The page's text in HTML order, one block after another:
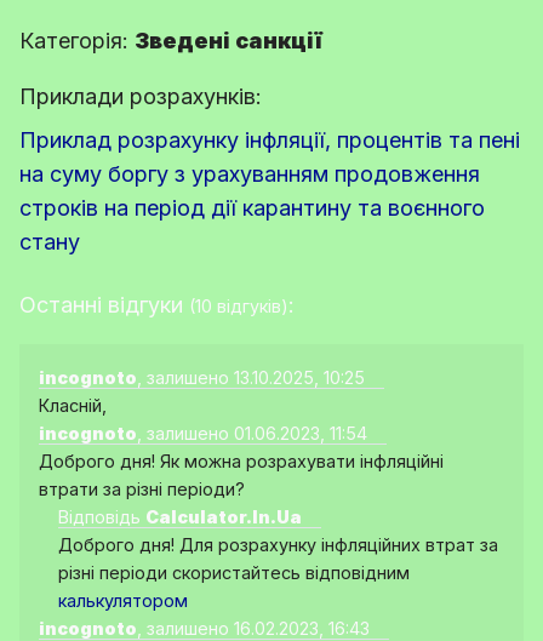
Категорія: Зведені санкції
Приклади розрахунків:
Приклад розрахунку інфляції, процентів та пені
на суму боргу з урахуванням продовження
строків на період дії карантину та воєнного
стану
Останні відгуки (10 відгуків):
incognoto , залишено 13.10.2025, 10:25
Класній,
incognoto , залишено 01.06.2023, 11:54
Доброго дня! Як можна розрахувати інфляційні
втрати за різні періоди?
Відповідь Calculator.In.Ua
Доброго дня! Для розрахунку інфляційних втрат за
різні періоди скористайтесь відповідним
калькулятором
incognoto , залишено 16.02.2023, 16:43